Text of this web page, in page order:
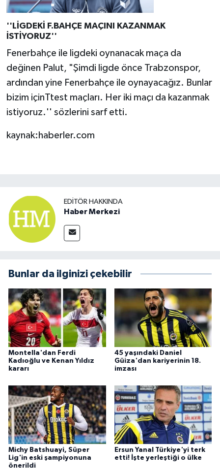
''LİGDEKİ F.BAHÇE MAÇINI KAZANMAK
İSTİYORUZ''
Fenerbahçe ile ligdeki oynanacak maça da
değinen Palut, "Şimdi ligde önce Trabzonspor,
ardından yine Fenerbahçe ile oynayacağız. Bunlar
bizim içinTtest maçları. Her iki maçı da kazanmak
istiyoruz.'' sözlerini sarf etti.
kaynak:haberler.com
EDITÖR HAKKINDA
Haber Merkezi
Bunlar da ilginizi çekebilir
Montella'dan Ferdi
Kadıoğlu ve Kenan Yıldız
kararı
45 yaşındaki Daniel
Güiza'dan kariyerinin 18.
imzası
Michy Batshuayi, Süper
Lig'in eski şampiyonuna
önerildi
Ersun Yanal Türkiye'yi terk
etti! İşte yerleştiği o ülke